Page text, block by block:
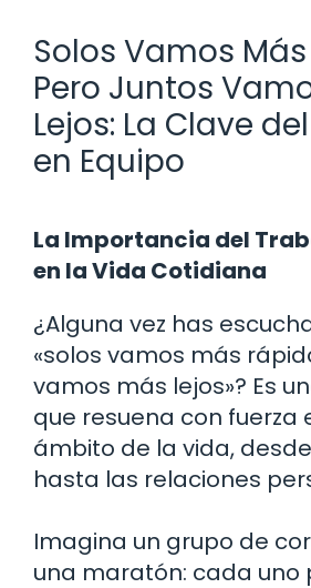
Solos Vamos
Pero Juntos
Lejos: La Clave
en Equipo
La Importancia del
en la Vida Cotidiana
¿Alguna vez has
«solos vamos más
vamos más lejos»? Es
que resuena con fuerza
ámbito de la vida,
hasta las relaciones
Imagina un grupo de
una maratón: cada uno